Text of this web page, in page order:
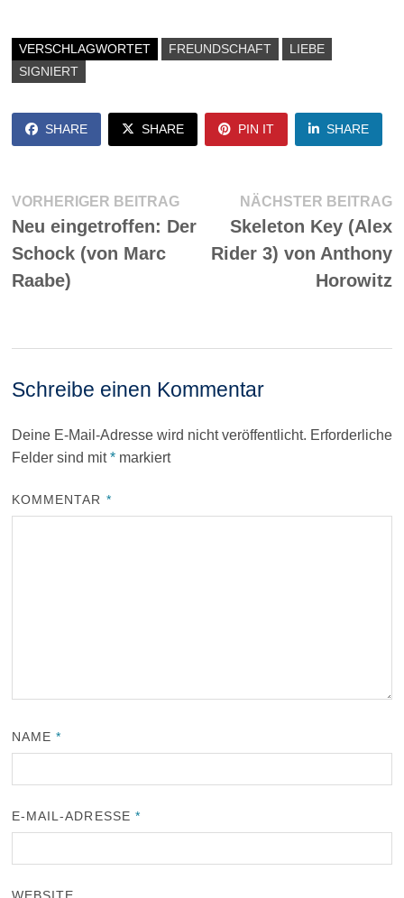
VERSCHLAGWORTET FREUNDSCHAFT
LIEBE
SIGNIERT
SHARE SHARE PIN IT SHARE
Beitragsnavigation
VORHERIGER BEITRAGVorheriger
Beitrag:
Neu eingetroffen: Der
Schock (von Marc
Raabe)
NÄCHSTER BEITRAG
Skeleton Key (Alex
Rider 3) von Anthony
Horowitz
Schreibe einen Kommentar
Deine E-Mail-Adresse wird nicht veröffentlicht. Erforderliche
Felder sind mit*markiert
KOMMENTAR *
NAME*
E-MAIL-ADRESSE *
WEBSITE